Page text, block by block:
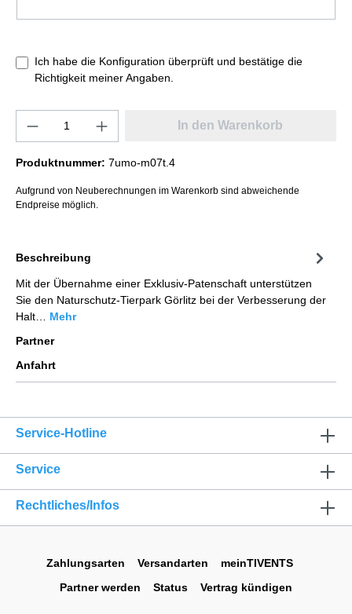
Ich habe die Konfiguration überprüft und bestätige die
Richtigkeit meiner Angaben.
In den Warenkorb
Produktnummer: 7umo-m07t.4
Aufgrund von Neuberechnungen im Warenkorb sind abweichende
Endpreise möglich.
Beschreibung
Mit der Übernahme einer Exklusiv-Patenschaft unterstützen
Sie den Naturschutz-Tierpark Görlitz bei der Verbesserung der
Halt… Mehr
Partner
Anfahrt
Service-Hotline
Service
Rechtliches/Infos
Zahlungsarten Versandarten
meinTIVENTS
Partner werden
Status Vertrag kündigen